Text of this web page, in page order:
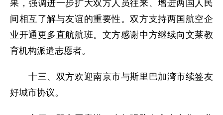
果，强调进一步扩大双方人员往来、增进两国人民
间相互了解与友谊的重要性。双方支持两国航空企
业开通更多直航航班。文方感谢中方继续向文莱教
育机构派遣志愿者。
十三、双方欢迎南京市与斯里巴加湾市续签友
好城市协议。